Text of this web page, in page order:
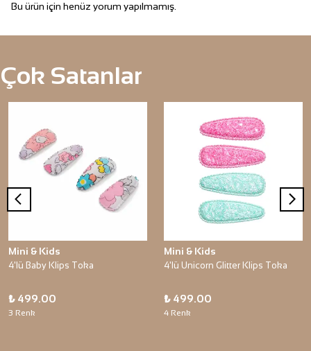
Bu ürün için henüz yorum yapılmamış.
Çok Satanlar
Mini & Kids
4'lü Baby Klips Toka
₺ 499.00
3 Renk
Mini & Kids
4'lü Unicorn Glitter Klips Toka
₺ 499.00
4 Renk